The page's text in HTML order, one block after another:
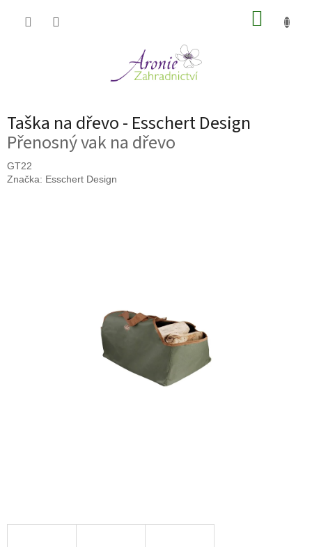
Taška na dřevo - Esschert Design
Přenosný vak na dřevo
GT22
Značka: Esschert Design